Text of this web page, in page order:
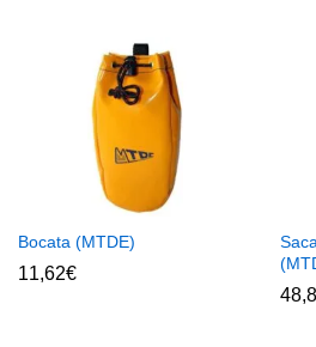
Bocata (MTDE)
11,62€